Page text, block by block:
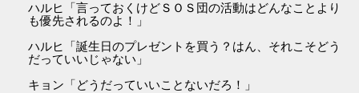
ハルヒ「言っておくけどＳＯＳ団の活動はどんなことより
も優先されるのよ！」
ハルヒ「誕生日のプレゼントを買う？はん、それこそどう
だっていいじゃない」
キョン「どうだっていいことないだろ！」